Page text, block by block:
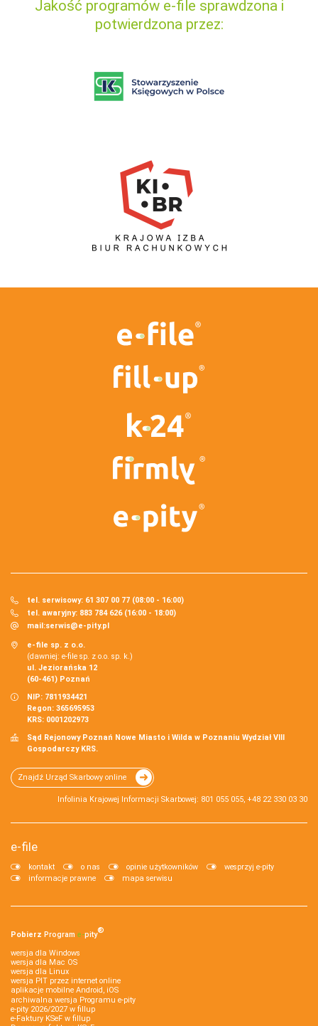
Jakość programów e-file sprawdzona i
potwierdzona przez:
tel. serwisowy: 61 307 00 77 (08:00 - 16:00)
tel. awaryjny: 883 784 626 (16:00 - 18:00)
mail:serwis@e-pity.pl
e-file sp. z o.o.
(dawniej: e-file sp. z o.o. sp. k.)
ul. Jeziorańska 12
(60-461) Poznań
NIP: 7811934421
Regon: 365695953
KRS: 0001202973
Sąd Rejonowy Poznań Nowe Miasto i Wilda w Poznaniu Wydział VIII
Gospodarczy KRS.
Znajdź Urząd Skarbowy online
Infolinia Krajowej Informacji Skarbowej: 801 055 055, +48 22 330 03 30
e-file
kontakt o nas opinie użytkowników
wesprzyj e-pity
informacje prawne
mapa serwisu
Pobierz Program e‑pity®
wersja dla Windows
wersja dla Mac OS
wersja dla Linux
wersja PIT przez internet online
aplikacje mobilne Android, iOS
archiwalna wersja Programu e-pity
e-pity 2026/2027 w fillup
e‑Faktury KSeF w fillup